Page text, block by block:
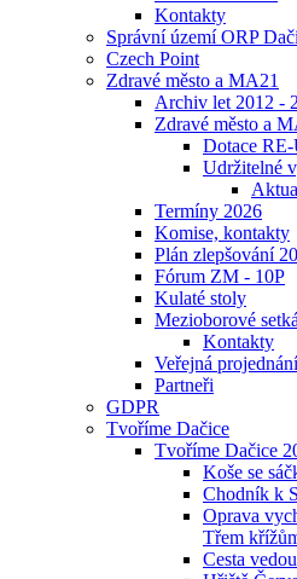
Kontakty
Správní území ORP
Czech Point
Zdravé město a MA21
Archiv let 2012 -
Zdravé město a
Dotace
Udržitelné
Termíny 2026
Komise, kontakty
Plán zlepšování
Fórum ZM - 10P
Kulaté stoly
Mezioborové
Kontakty
Veřejná projednání
Partneři
GDPR
Tvoříme Dačice
Tvoříme Dačice
Koše se
Chodník k
Oprava
Třem
Cesta